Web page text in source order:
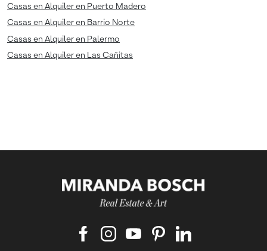
Casas en Alquiler en Puerto Madero
Casas en Alquiler en Barrio Norte
Casas en Alquiler en Palermo
Casas en Alquiler en Las Cañitas